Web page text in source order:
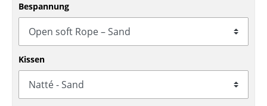
Bürodrehstühle
Konferenzstühle
Bürosessel
Bespannung
Kissen